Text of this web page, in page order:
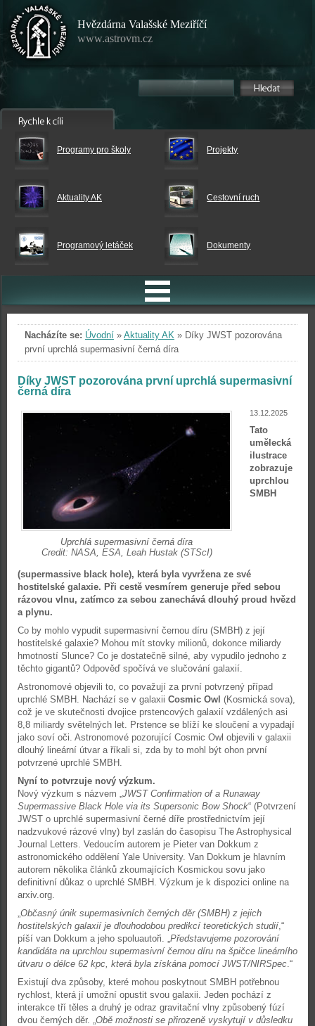
Hvězdárna Valašské Meziříčí
www.astrovm.cz
Programy pro školy Projekty
Aktuality AK Cestovní ruch
Programový letáček Dokumenty
Nacházíte se: Úvodní » Aktuality AK » Díky JWST pozorována
první uprchlá supermasivní černá díra
Díky JWST pozorována první uprchlá supermasivní
černá díra
13.12.2025
Uprchlá supermasivní černá díra
Credit: NASA, ESA, Leah Hustak (STScI)
Tato
umělecká
ilustrace
zobrazuje
uprchlou
SMBH
(supermassive black hole), která byla vyvržena ze své
hostitelské galaxie. Při cestě vesmírem generuje před sebou
rázovou vlnu, zatímco za sebou zanechává dlouhý proud hvězd
a plynu.
Co by mohlo vypudit supermasivní černou díru (SMBH) z její
hostitelské galaxie? Mohou mít stovky milionů, dokonce miliardy
hmotností Slunce? Co je dostatečně silné, aby vypudilo jednoho z
těchto gigantů? Odpověď spočívá ve slučování galaxií.
Astronomové objevili to, co považují za první potvrzený případ
uprchlé SMBH. Nachází se v galaxii Cosmic Owl (Kosmická sova),
což je ve skutečnosti dvojice prstencových galaxií vzdálených asi
8,8 miliardy světelných let. Prstence se blíží ke sloučení a vypadají
jako soví oči. Astronomové pozorující Cosmic Owl objevili v galaxii
dlouhý lineární útvar a říkali si, zda by to mohl být ohon první
potvrzené uprchlé SMBH.
Nyní to potvrzuje nový výzkum.
Nový výzkum s názvem „ JWST Confirmation of a Runaway
Supermassive Black Hole via its Supersonic Bow Shock“ (Potvrzení
JWST o uprchlé supermasivní černé díře prostřednictvím její
nadzvukové rázové vlny) byl zaslán do časopisu The Astrophysical
Journal Letters. Vedoucím autorem je Pieter van Dokkum z
astronomického oddělení Yale University. Van Dokkum je hlavním
autorem několika článků zkoumajících Kosmickou sovu jako
definitivní důkaz o uprchlé SMBH. Výzkum je k dispozici online na
arxiv.org.
Občasný únik supermasivních černých děr (SMBH) z jejich
hostitelských galaxií je dlouhodobou predikcí teoretických studií,“
píší van Dokkum a jeho spoluautoři. „ Představujeme pozorování
kandidáta na uprchlou supermasivní černou díru na špičce lineárního
útvaru o délce 62 kpc, která byla získána pomocí JWST/NIRSpec .“
Existují dva způsoby, které mohou poskytnout SMBH potřebnou
rychlost, která jí umožní opustit svou galaxii. Jeden pochází z
interakce tří těles a druhý je odraz gravitační vlny způsobený fúzí
dvou černých děr. „ Obě možnosti se přirozeně vyskytují v důsledku